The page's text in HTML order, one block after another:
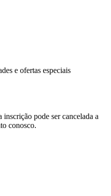
e ofertas especiais
inscrição pode ser cancelada a
conosco.